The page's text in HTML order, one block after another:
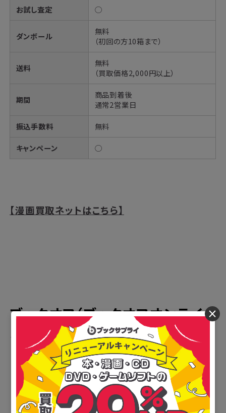
お試し査定 ◯
ダンボール
無料
（初回の方10箱まで）
送料
無料
（買取価格2,000円以上）
期間
商品到着後
通常2営業日
振込手数料 無料
キャンペーン ◯
【漫画買取ネットはこちら】
ブックオフ（ブックオフオンライ
ン）
×